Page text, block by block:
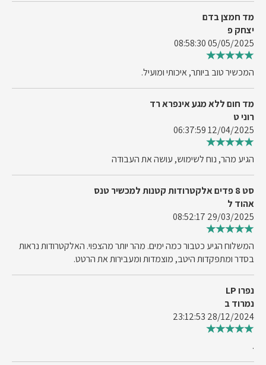
מד חמצן בדם
יצחק פ
05/05/2025 08:58:30
המכשיר טוב ביותר, איכותי ומועיל.
מד חום ללא מגע אינפרא רד
רוני ט
12/04/2025 06:37:59
הגיע מהר, נוח לשימוש, עושה את העבודה
סט 8 פדים אלקטרודות קטנות למכשיר טנס
אהוד ל
29/03/2025 08:52:17
המשלוח הגיע כטבור כמה ימים. מהר יותר מהצפוי. האלקטרודות נראות
בסדר ומתפקדות היטב, מוצמדות ומעבירות את הרטט.
נפרו LP
נמרוד ב
28/12/2024 23:12:53
.